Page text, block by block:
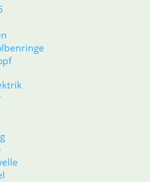
werden angezeigt
R 50 bis R 69/S im
Dichtung